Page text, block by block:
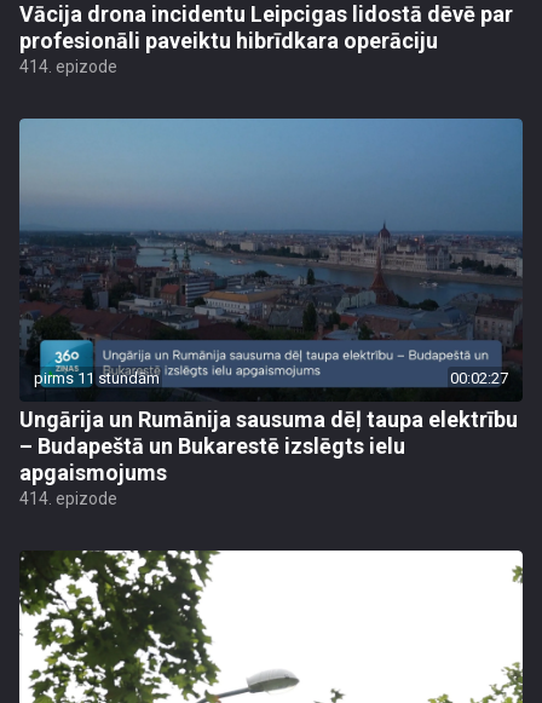
Vācija drona incidentu Leipcigas lidostā dēvē par
profesionāli paveiktu hibrīdkara operāciju
414. epizode
pirms 11 stundām 00:02:27
Ungārija un Rumānija sausuma dēļ taupa elektrību
– Budapeštā un Bukarestē izslēgts ielu
apgaismojums
414. epizode